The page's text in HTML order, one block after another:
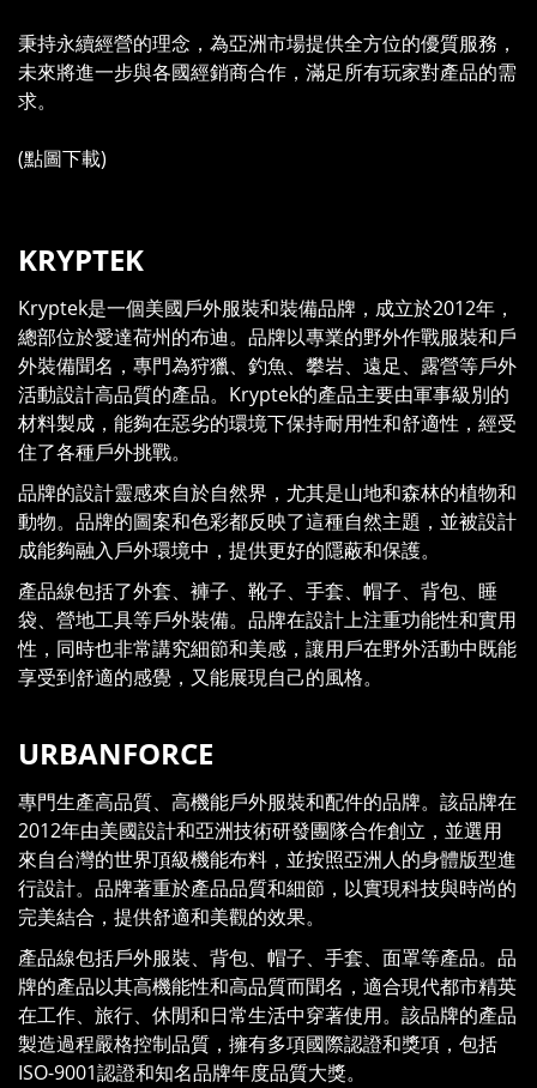
秉持永續經營的理念，為亞洲市場提供全方位的優質服務，
未來將進一步與各國經銷商合作，滿足所有玩家對產品的需
求。
(點圖下載)
KRYPTEK
Kryptek是一個美國戶外服裝和裝備品牌，成立於2012年，
總部位於愛達荷州的布迪。品牌以專業的野外作戰服裝和戶
外裝備聞名，專門為狩獵、釣魚、攀岩、遠足、露營等戶外
活動設計高品質的產品。Kryptek的產品主要由軍事級別的
材料製成，能夠在惡劣的環境下保持耐用性和舒適性，經受
住了各種戶外挑戰。
品牌的設計靈感來自於自然界，尤其是山地和森林的植物和
動物。品牌的圖案和色彩都反映了這種自然主題，並被設計
成能夠融入戶外環境中，提供更好的隱蔽和保護。
產品線包括了外套、褲子、靴子、手套、帽子、背包、睡
袋、營地工具等戶外裝備。品牌在設計上注重功能性和實用
性，同時也非常講究細節和美感，讓用戶在野外活動中既能
享受到舒適的感覺，又能展現自己的風格。
URBANFORCE
專門生產高品質、高機能戶外服裝和配件的品牌。該品牌在
2012年由美國設計和亞洲技術研發團隊合作創立，並選用
來自台灣的世界頂級機能布料，並按照亞洲人的身體版型進
行設計。品牌著重於產品品質和細節，以實現科技與時尚的
完美結合，提供舒適和美觀的效果。
產品線包括戶外服裝、背包、帽子、手套、面罩等產品。品
牌的產品以其高機能性和高品質而聞名，適合現代都市精英
在工作、旅行、休閒和日常生活中穿著使用。該品牌的產品
製造過程嚴格控制品質，擁有多項國際認證和獎項，包括
ISO-9001認證和知名品牌年度品質大獎。